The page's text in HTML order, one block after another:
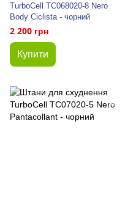
TurboCell TC068020-8 Nero
Body Ciclista - чорний
2 200 грн
Купити